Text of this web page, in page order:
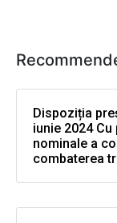
Dispoziția
iunie 2024
nominale a
combaterea